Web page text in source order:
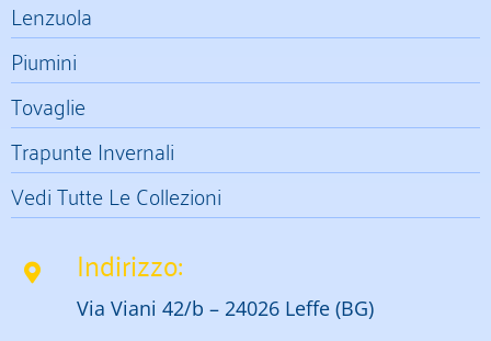
Lenzuola
Piumini
Tovaglie
Trapunte Invernali
Vedi Tutte Le Collezioni
Indirizzo:
Via Viani 42/b – 24026 Leffe (BG)